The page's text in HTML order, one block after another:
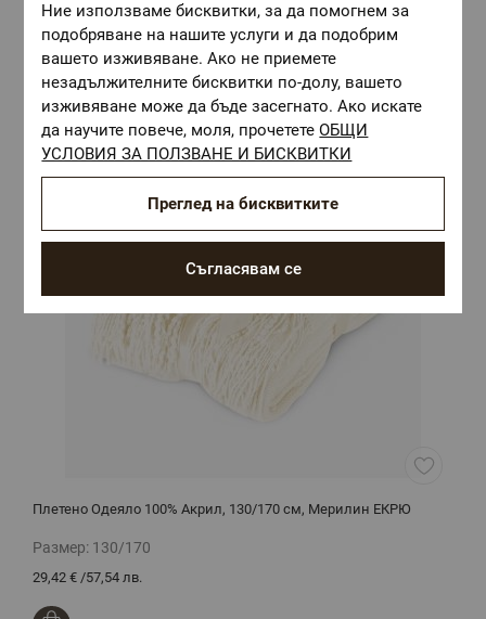
Комбинирай с
Плетено Одеяло 100% Акрил, 130/170 см, Мерилин ЕКРЮ
Размер: 130/170
29,42 € /57,54 лв.
Ние използваме бисквитки, за да помогнем за
подобряване на нашите услуги и да подобрим
вашето изживяване. Ако не приемете
незадължителните бисквитки по-долу, вашето
изживяване може да бъде засегнато. Ако искате
да научите повече, моля, прочететеОБЩИ
УСЛОВИЯ ЗА ПОЛЗВАНЕ И БИСКВИТКИ
Съгласявам се
Преглед на бисквитките